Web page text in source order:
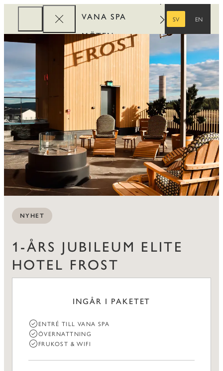
VANA SPA
MÖTEN
FÖRETAG
REWARDS
SV
EN
NYHET
1-ÅRS JUBILEUM ELITE
HOTEL FROST
INGÅR I PAKETET
ENTRÉ TILL VANA SPA
ÖVERNATTNING
FRUKOST & WIFI